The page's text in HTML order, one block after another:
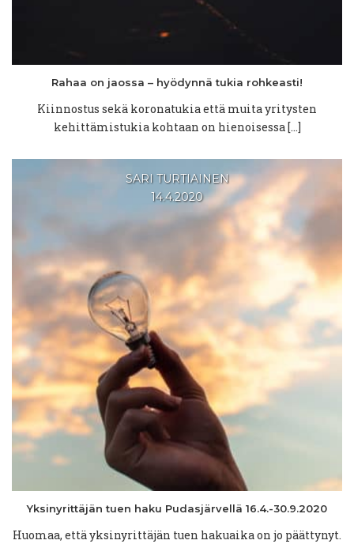
Rahaa on jaossa – hyödynnä tukia rohkeasti!
Kiinnostus sekä koronatukia että muita yritysten
kehittämistukia kohtaan on hienoisessa […]
SARI TURTIAINEN
14.4.2020
Yksinyrittäjän tuen haku Pudasjärvellä 16.4.-30.9.2020
Huomaa, että yksinyrittäjän tuen hakuaika on jo päättynyt.